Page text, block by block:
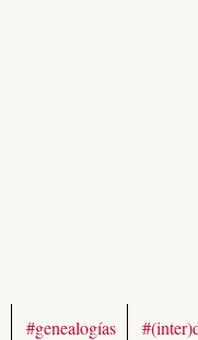
#genealogías